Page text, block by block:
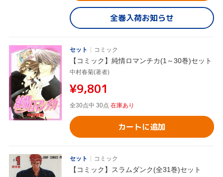
全巻入荷お知らせ
セット コミック
【コミック】純情ロマンチカ(1～30巻)セット
中村春菊(著者)
¥9,801
全30点中 30点 在庫あり
カートに追加
セット コミック
【コミック】スラムダンク(全31巻)セット